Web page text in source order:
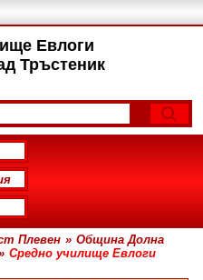
Евлоги
Тръстеник
Плевен » Община Долна
Средно училище Евлоги